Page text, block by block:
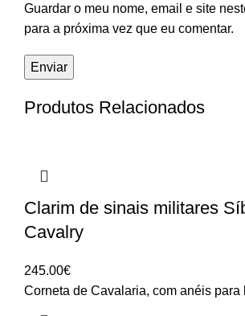
Guardar o meu nome, email e site
para a próxima vez que eu comentar.
Produtos Relacionados
Clarim de sinais militares
Cavalry
245.00€
Corneta de Cavalaria, com anéis para